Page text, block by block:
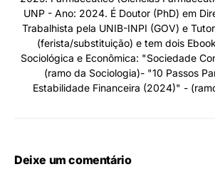
UNP - Ano: 2024. É Doutor (PhD) em
Trabalhista pela UNIB-INPI (GOV) e
(ferista/substituição) e tem dois
Sociológica e Econômica: "Sociedade
(ramo da Sociologia)- "10 Passos
Estabilidade Financeira (2024)" -
Deixe um comentário